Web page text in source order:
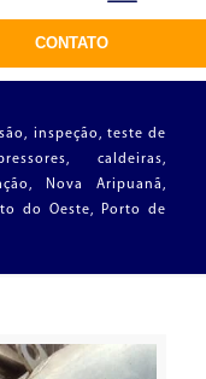
CONTATO
inspeção, teste de
caldeiras,
Nova Aripuanã,
do Oeste, Porto de